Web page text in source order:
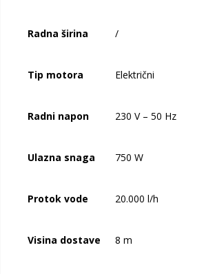
Radna širina /
Tip motora Električni
Radni napon 230 V – 50 Hz
Ulazna snaga 750 W
Protok vode 20.000 l/h
Visina dostave 8 m